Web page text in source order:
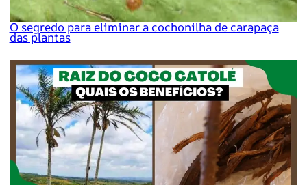
O segredo para eliminar a cochonilha de carapaça
das plantas